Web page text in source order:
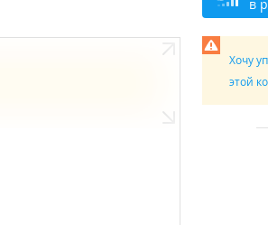
в
Хочу
этой